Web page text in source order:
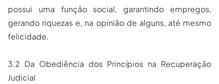
possui uma função social, garantindo empregos,
gerando riquezas e, na opinião de alguns, até mesmo
felicidade.
3.2 Da Obediência dos Princípios na Recuperação
Judicial